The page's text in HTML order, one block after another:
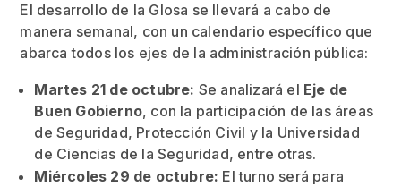
El desarrollo de la Glosa se llevará a cabo de
manera semanal, con un calendario específico que
abarca todos los ejes de la administración pública:
Martes 21 de octubre: Se analizará el Eje de
Buen Gobierno, con la participación de las áreas
de Seguridad, Protección Civil y la Universidad
de Ciencias de la Seguridad, entre otras.
Miércoles 29 de octubre: El turno será para